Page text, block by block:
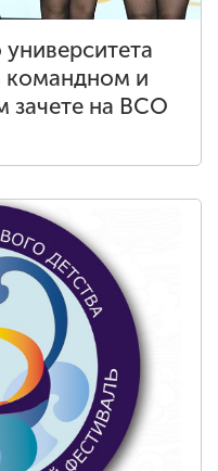
командном и
зачете на ВСО